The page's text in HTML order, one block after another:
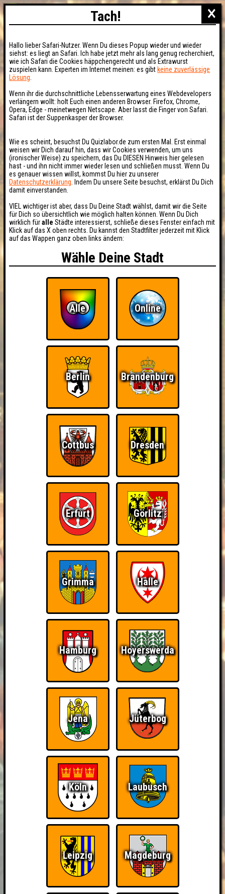
×
Tach!
Hallo lieber Safari-Nutzer. Wenn Du dieses Popup wieder und wieder
siehst: es liegt an Safari. Ich habe jetzt mehr als lang genug recherchiert,
wie ich Safari die Cookies häppchengerecht und als Extrawurst
zuspielen kann. Experten im Internet meinen: es gibt keine zuverlässige
Lösung
Wenn ihr die durchschnittliche Lebensserwartung eines Webdevelopers
verlängern wollt: holt Euch einen anderen Browser. Firefox, Chrome,
Opera, Edge - meinetwegen Netscape. Aber lasst die Finger von Safari.
Safari ist der Suppenkasper der Browser.
Wie es scheint, besuchst Du Quizlabor.de zum ersten Mal. Erst einmal
weisen wir Dich darauf hin, dass wir Cookies verwenden, um uns
(ironischer Weise) zu speichern, das Du DIESEN Hinweis hier gelesen
hast - und ihn nicht immer wieder lesen und schließen musst. Wenn Du
es genauer wissen willst, kommst Du hier zu unserer
Datenschutzerklärung . Indem Du unsere Seite besuchst, erklärst Du Dich
damit einverstanden.
VIEL wichtiger ist aber, dass Du Deine Stadt wählst, damit wir die Seite
für Dich so übersichtlich wie möglich halten können. Wenn Du Dich
wirklich füralle Städte interessierst, schließe dieses Fenster einfach mit
Klick auf das X oben rechts. Du kannst den Stadtfilter jederzeit mit Klick
auf das Wappen ganz oben links ändern:
Wähle Deine Stadt
Alle Online
Berlin Brandenburg
Cottbus Dresden
Erfurt Görlitz
Grimma Halle
Hamburg Hoyerswerda
Jena Jüterbog
Köln Laubusch
Leipzig Magdeburg